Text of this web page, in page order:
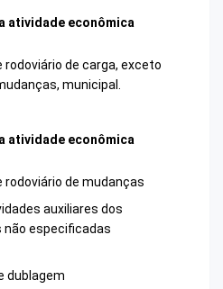
atividade econômica
de carga, exceto
municipal.
atividade econômica
de mudanças
auxiliares dos
especificadas
dublagem